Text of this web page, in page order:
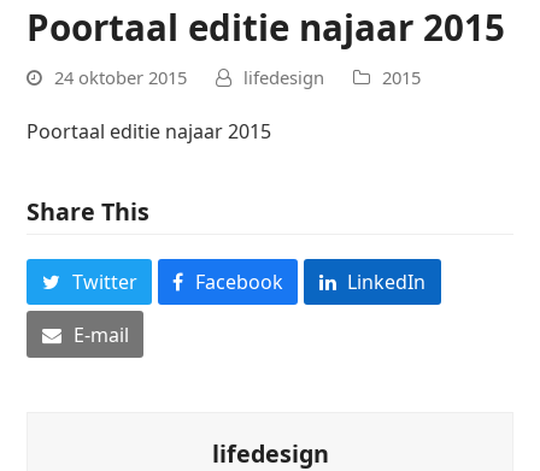
Poortaal editie najaar 2015
24 oktober 2015 lifedesign 2015
Poortaal editie najaar 2015
Share This
Twitter Facebook
LinkedIn
E-mail
lifedesign